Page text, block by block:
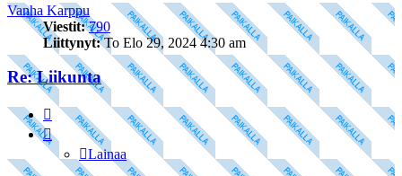
Vanha Karppu
Viestit: 790
Liittynyt:To Elo 29, 2024 4:30 am
Re: Liikunta
Lainaa
Lainaa